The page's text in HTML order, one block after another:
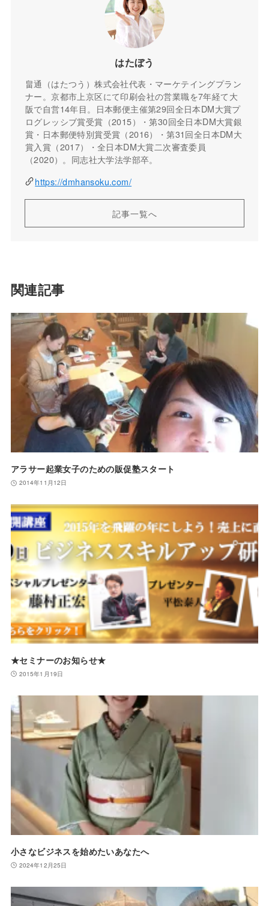
はたぼう
畠通（はたつう）株式会社代表・マーケテイングプラン
ナー。京都市上京区にて印刷会社の営業職を7年経て大
阪で自営14年目。日本郵便主催第29回全日本DM大賞プ
ログレッシブ賞受賞（2015）・第30回全日本DM大賞銀
賞・日本郵便特別賞受賞（2016）・第31回全日本DM大
賞入賞（2017）・全日本DM大賞二次審査委員
（2020）。同志社大学法学部卒。
https://dmhansoku.com/
記事一覧へ
関連記事
アラサー起業女子のための販促塾スタート
2014年11月12日
★セミナーのお知らせ★
2015年1月19日
小さなビジネスを始めたいあなたへ
2024年12月25日